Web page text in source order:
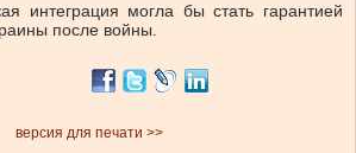
интеграция могла бы стать гарантией
после войны.
версия для печати >>